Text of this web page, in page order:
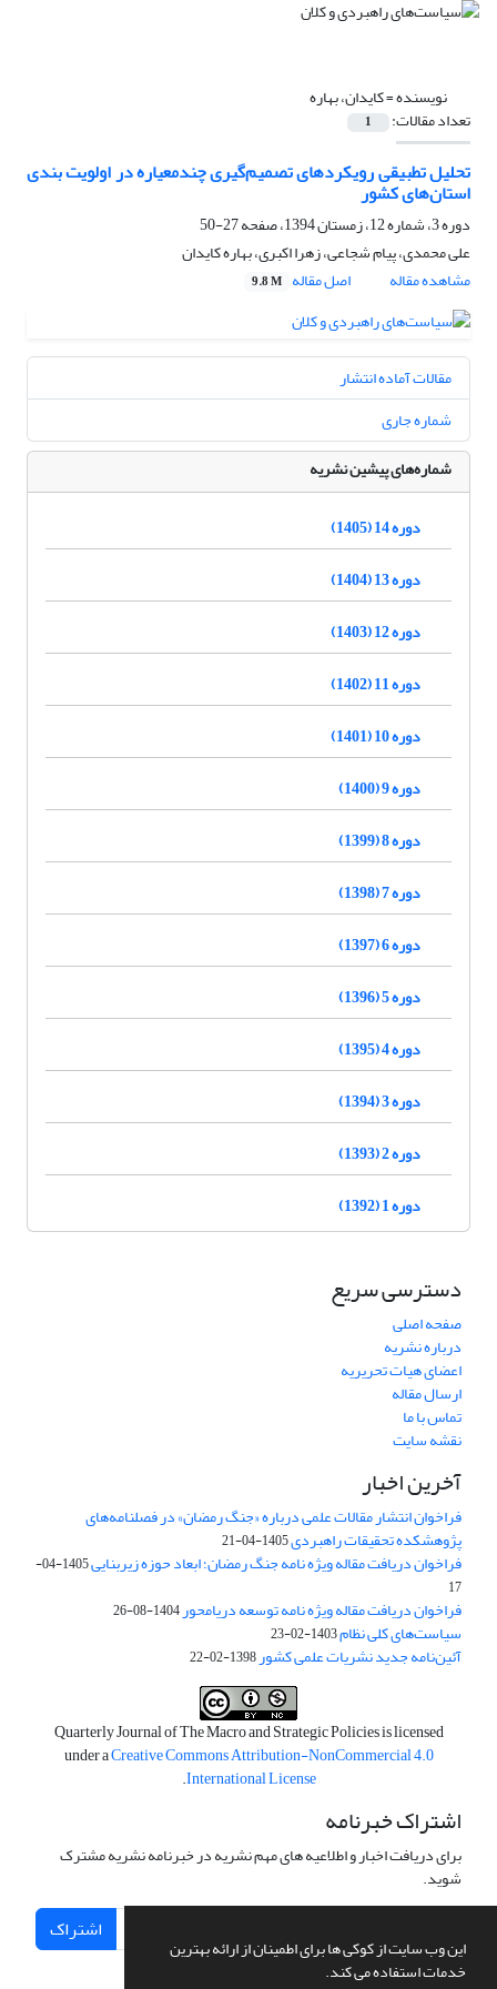
این وب سایت از کوکی ها برای اطمینان از ارائه بهترین
خدمات استفاده می کند.
نویسنده =کایدان، بهاره
تعداد مقالات: 1
تحلیل تطبیقی رویکردهای تصمیم‌گیری چندمعیاره در اولویت بندی
استان‌های کشور
دوره 3، شماره 12، زمستان 1394، صفحه
27-50
علی محمدی، پیام شجاعی، زهرا اکبری، بهاره کایدان
مشاهده مقاله
اصل مقاله 9.8 M
مقالات آماده انتشار
شماره جاری
شماره‌های پیشین نشریه
دوره 14 (1405)
دوره 13 (1404)
دوره 12 (1403)
دوره 11 (1402)
دوره 10 (1401)
دوره 9 (1400)
دوره 8 (1399)
دوره 7 (1398)
دوره 6 (1397)
دوره 5 (1396)
دوره 4 (1395)
دوره 3 (1394)
دوره 2 (1393)
دوره 1 (1392)
دسترسی سریع
صفحه اصلی
درباره نشریه
اعضای هیات تحریریه
ارسال مقاله
تماس با ما
نقشه سایت
آخرین اخبار
فراخوان انتشار مقالات علمی درباره «جنگ رمضان» در فصلنامه‌های
پژوهشکده تحقیقات راهبردی1405-04-21
فراخوان دریافت مقاله ویژه نامه جنگ رمضان؛ ابعاد حوزه زیربنایی
1405-04-
17
فراخوان دریافت مقاله ویژه نامه توسعه دریامحور1404-08-26
سیاست‌های کلی نظام1403-02-23
آئین‌نامه جدید نشریات علمی کشور1398-02-22
Quarterly Journal of The Macro and Strategic Policies is licensed
under aCreative Commons Attribution-NonCommercial 4.0
International License
.
اشتراک خبرنامه
برای دریافت اخبار و اطلاعیه های مهم نشریه در خبرنامه نشریه مشترک
شوید.
اشتراک